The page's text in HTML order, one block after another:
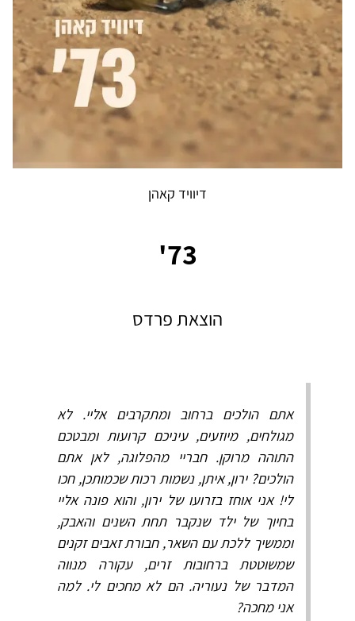
דיוויד קאהן
73'
הוצאת פרדס
אתם הולכים ברחוב ומתקרבים אליי. לא
מגולחים, מיוזעים, עיניכם קרועות ומבטכם
התוהה מרוקן. חבריי מהפלוגה, לאן אתם
הולכים? ירון, איתן, נשמות רכות שכמותכן, חכו
לי! אני אוחז בזרועו של ירון, והוא פונה אליי
בחיוך של ילד שנקבר תחת השנים והאבק,
וממשיך ללכת עם השאר, חבורת זאבים זקנים
שמשוטטת ברחובות זרים, עקורה מנווה
המדבר של נעוריה. הם לא מחכים לי. למה
אני מחכה?